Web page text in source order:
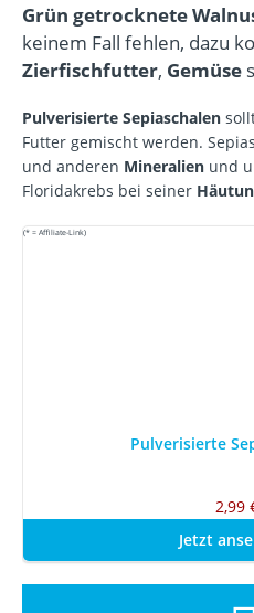
Grün getrocknete
keinem Fall fehlen, dazu
Zierfischfutter, Gemüse
Pulverisierte Sepiaschalen
Futter gemischt werden.
und anderen Mineralien und
Floridakrebs bei seiner
(* = Affiliate-Link)
Pulverisierte
2,99
Jetzt